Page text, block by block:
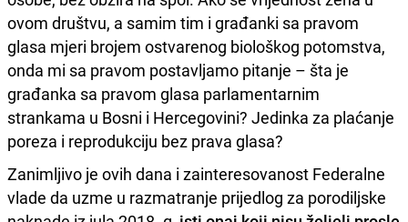
ovom društvu, a samim tim i građanki sa pravom
glasa mjeri brojem ostvarenog biološkog potomstva,
onda mi sa pravom postavljamo pitanje – šta je
građanka sa pravom glasa parlamentarnim
strankama u Bosni i Hercegovini? Jedinka za plaćanje
poreza i reprodukciju bez prava glasa?
Zanimljivo je ovih dana i zainteresovanost Federalne
vlade da uzme u razmatranje prijedlog za porodiljske